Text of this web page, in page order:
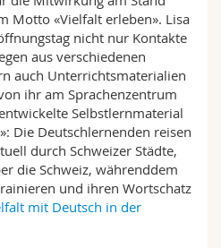
Motto «Vielfalt erleben». Lisa
nicht nur Kontakte
aus verschiedenen
auch Unterrichtsmaterialien
ihr am Sprachenzentrum
Selbstlernmaterial
Die Deutschlernenden reisen
durch Schweizer Städte,
die Schweiz, währenddem
und ihren Wortschatz
mit Deutsch in der